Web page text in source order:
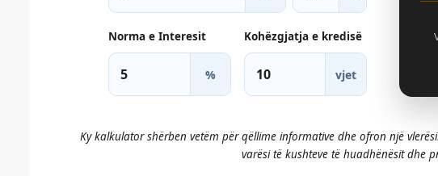
Norma e Interesit
%
Kohëzgjatja e kredisë
vjet
Ky kalkulator shërben vetëm për qëllime informative dhe ofron një
varësi të kushteve të huadhënësit dhe